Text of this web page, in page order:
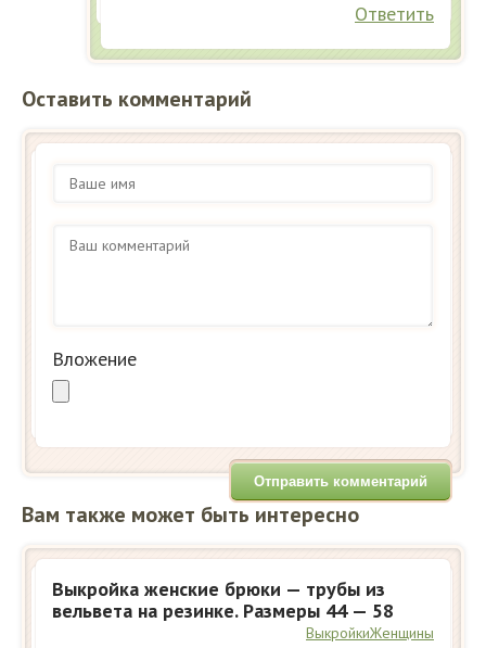
Ответить
Оставить комментарий
Вложение
Вам также может быть интересно
Выкройка женские брюки — трубы из
вельвета на резинке. Размеры 44 — 58
ВыкройкиЖенщины